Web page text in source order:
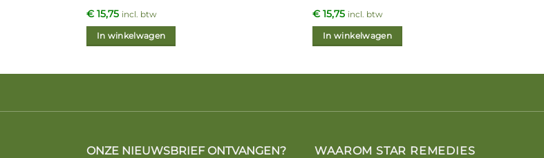
€15,75 incl. btw
In winkelwagen
€15,75 incl. btw
In winkelwagen
ONZE NIEUWSBRIEF ONTVANGEN? WAAROM STAR REMEDIES